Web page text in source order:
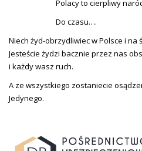
Polacy to cierpliwy
Do czasu….
Niech żyd-obrzydliwiec w Polsce i na
Jesteście żydzi bacznie przez nas
i każdy wasz ruch.
A ze wszystkiego zostaniecie
Jedynego.